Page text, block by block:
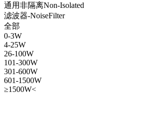
通用非隔离Non-Isolated
滤波器-NoiseFilter
全部
0-3W
4-25W
26-100W
101-300W
301-600W
601-1500W
≥1500W<